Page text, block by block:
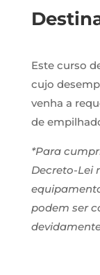
Este curso
cujo
venha a
de
*Para
Decreto-Lei
podem ser